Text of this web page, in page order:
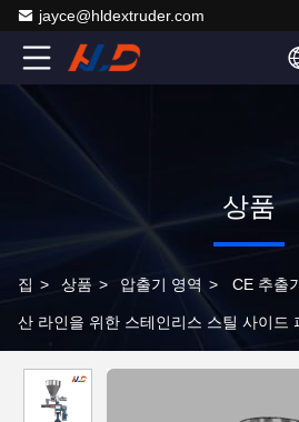
jayce@hldextruder.com
상품
집 > 상품 > 압출기 영역 > CE 추출
산 라인을 위한 스테인리스 스틸 사이드